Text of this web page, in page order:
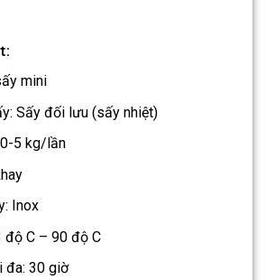
mini
Sấy đối lưu (sấy nhiệt)
5 kg/lần
Inox
độ C – 90 độ C
đa: 30 giờ